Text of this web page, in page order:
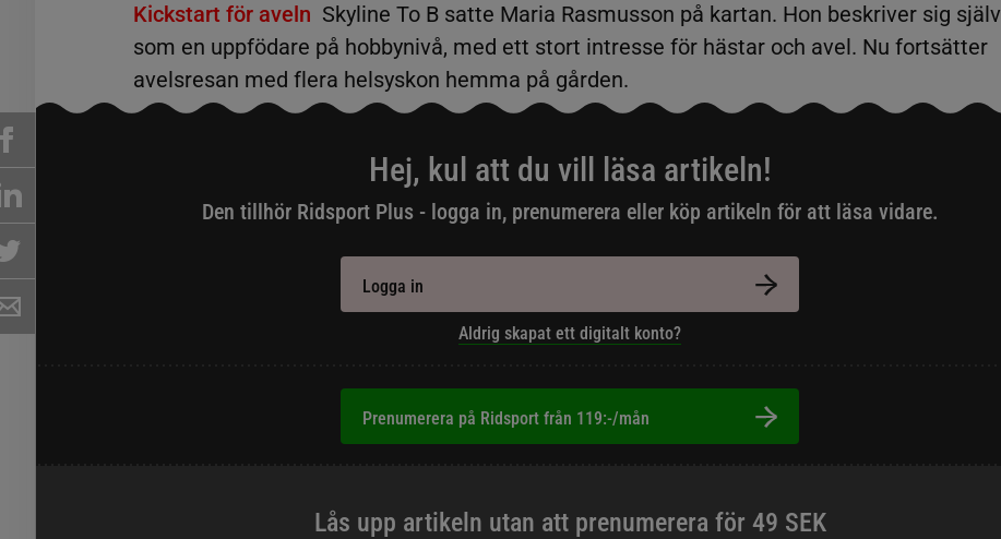
Kickstart för aveln Skyline To B satte Maria Rasmusson på kartan. Hon beskriver sig själv
som en uppfödare på hobbynivå, med ett stort intresse för hästar och avel. Nu fortsätter
avelsresan med flera helsyskon hemma på gården.
Hej, kul att du vill läsa artikeln!
Den tillhör Ridsport Plus - logga in, prenumerera eller köp artikeln för att läsa vidare.
Logga in
Aldrig skapat ett digitalt konto?
Prenumerera på Ridsport från 119:-/mån